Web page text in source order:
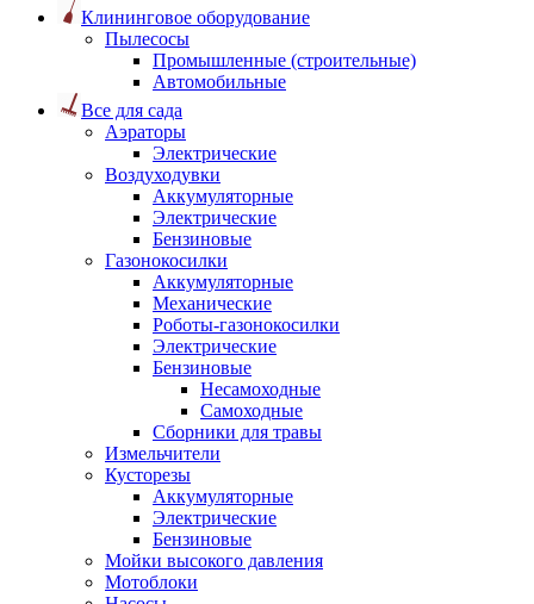
Клининговое оборудование
Пылесосы
Промышленные (строительные)
Автомобильные
Все для сада
Аэраторы
Электрические
Воздуходувки
Аккумуляторные
Электрические
Бензиновые
Газонокосилки
Аккумуляторные
Механические
Роботы-газонокосилки
Электрические
Бензиновые
Несамоходные
Самоходные
Сборники для травы
Измельчители
Кусторезы
Аккумуляторные
Электрические
Бензиновые
Мойки высокого давления
Мотоблоки